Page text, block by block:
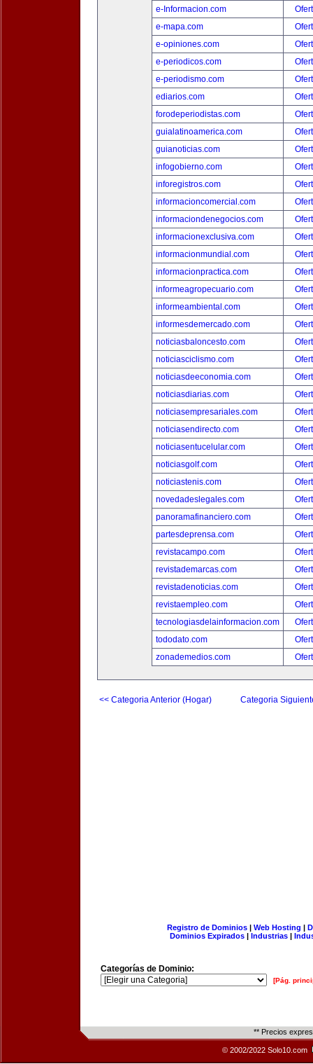
e-Informacion.com
e-mapa.com
e-opiniones.com
e-periodicos.com
e-periodismo.com
ediarios.com
forodeperiodistas.com
guialatinoamerica.com
guianoticias.com
infogobierno.com
inforegistros.com
informacioncomercial.com
informaciondenegocios.com
informacionexclusiva.com
informacionmundial.com
informacionpractica.com
informeagropecuario.com
informeambiental.com
informesdemercado.com
noticiasbaloncesto.com
noticiasciclismo.com
noticiasdeeconomia.com
noticiasdiarias.com
noticiasempresariales.com
noticiasendirecto.com
noticiasentucelular.com
noticiasgolf.com
noticiastenis.com
novedadeslegales.com
panoramafinanciero.com
partesdeprensa.com
revistacampo.com
revistademarcas.com
revistadenoticias.com
revistaempleo.com
tecnologiasdelainformacion.com
tododato.com
zonademedios.com
<< Categoria Anterior (Hogar) Categoria
Registro de Dominios| Web Hosting |
Dominios Expirados | Industrias |
Categorías de Dominio:
[Pág.
** Precios
© 2002/2022 Solo10.com